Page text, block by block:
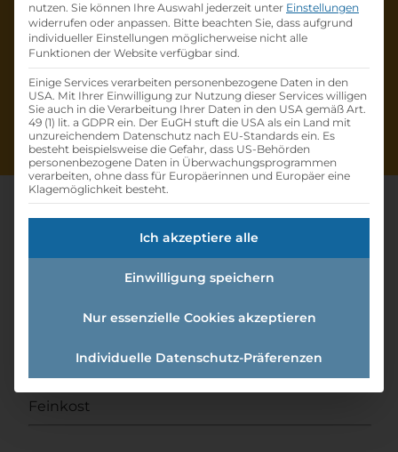
Firmenprofil besuchen
Andere Lehrstelle suchen
Lehre
Einzelhandelskauffrau/-mann
Mit Schwerpunkt Feinkost
»Offene Lehrstellen»Lehre
Einzelhandelskauffrau/-mann mit Schwerpunkt
Feinkost
nutzen. Sie können Ihre Auswahl jederzeit unter Einstellungen
widerrufen oder anpassen. Bitte beachten Sie, dass aufgrund
individueller Einstellungen möglicherweise nicht alle
Funktionen der Website verfügbar sind.
Einige Services verarbeiten personenbezogene Daten in den
USA. Mit Ihrer Einwilligung zur Nutzung dieser Services willigen
Sie auch in die Verarbeitung Ihrer Daten in den USA gemäß Art.
49 (1) lit. a GDPR ein. Der EuGH stuft die USA als ein Land mit
unzureichendem Datenschutz nach EU-Standards ein. Es
besteht beispielsweise die Gefahr, dass US-Behörden
personenbezogene Daten in Überwachungsprogrammen
verarbeiten, ohne dass für Europäerinnen und Europäer eine
Klagemöglichkeit besteht.
Ich akzeptiere alle
Einwilligung speichern
Nur essenzielle Cookies akzeptieren
Individuelle Datenschutz-Präferenzen